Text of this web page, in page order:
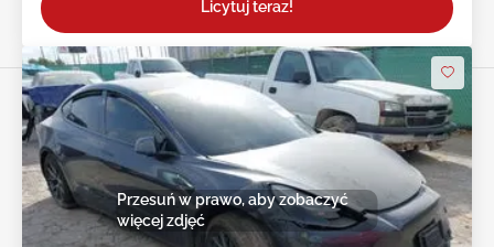
Licytuj teraz!
Przesuń w prawo, aby zobaczyć
więcej zdjęć